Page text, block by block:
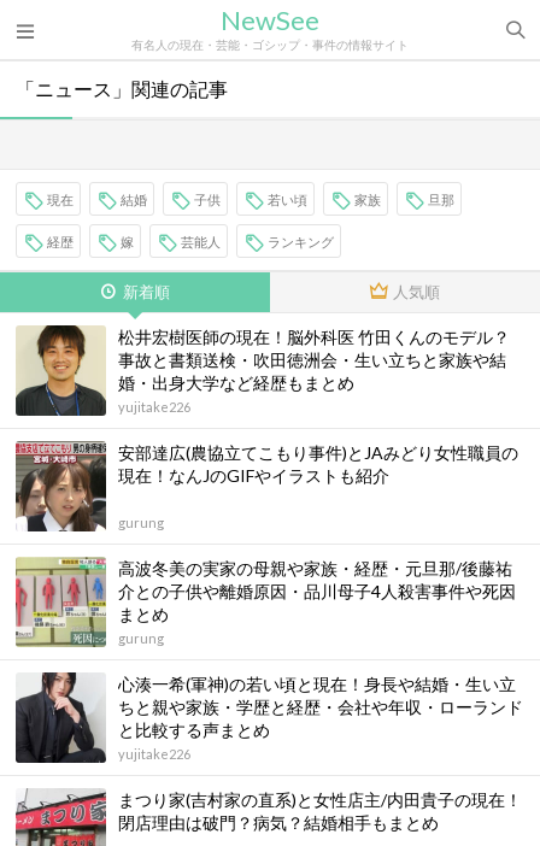
NewSee
有名人の現在・芸能・ゴシップ・事件の情報サイト
「ニュース」関連の記事
現在 結婚 子供 若い頃 家族 旦那
経歴 嫁 芸能人 ランキング
新着順 人気順
松井宏樹医師の現在！脳外科医 竹田くんのモデル？
事故と書類送検・吹田徳洲会・生い立ちと家族や結
婚・出身大学など経歴もまとめ
yujitake226
安部達広(農協立てこもり事件)とJAみどり女性職員の
現在！なんJのGIFやイラストも紹介
gurung
高波冬美の実家の母親や家族・経歴・元旦那/後藤祐
介との子供や離婚原因・品川母子4人殺害事件や死因
まとめ
gurung
心湊一希(軍神)の若い頃と現在！身長や結婚・生い立
ちと親や家族・学歴と経歴・会社や年収・ローランド
と比較する声まとめ
yujitake226
まつり家(吉村家の直系)と女性店主/内田貴子の現在！
閉店理由は破門？病気？結婚相手もまとめ